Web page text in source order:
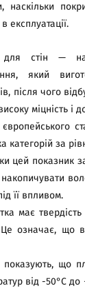
наскільки
експлуатації.
для стін —
який
після чого
міцність і
категорій за
цей показник
її впливом.
має
означає, що
що
від -50°C до